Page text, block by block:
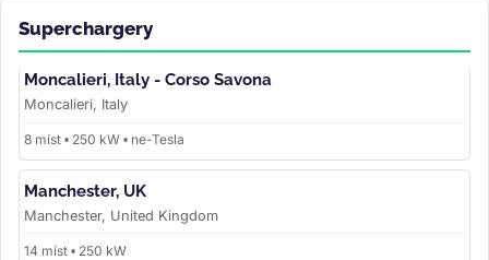
Superchargery
Moncalieri, Italy - Corso Savona
Moncalieri, Italy
8 míst • 250 kW • ne-Tesla
Manchester, UK
Manchester, United Kingdom
14 míst • 250 kW